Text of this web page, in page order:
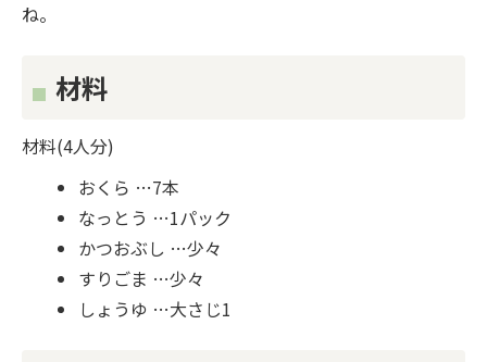
ね。
材料
材料(4人分)
おくら …7本
なっとう …1パック
かつおぶし …少々
すりごま …少々
しょうゆ …大さじ1